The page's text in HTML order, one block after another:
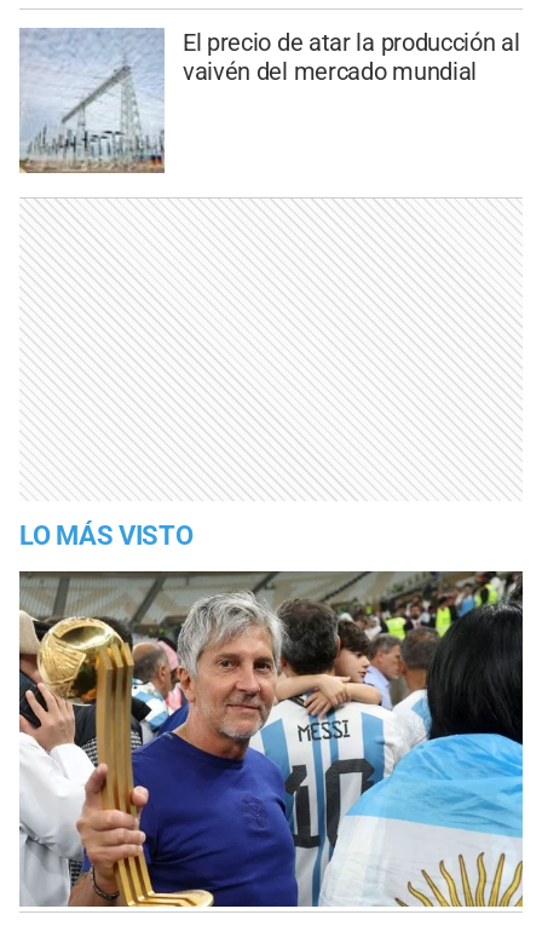
El precio de atar la producción al
vaivén del mercado mundial
LO MÁS VISTO